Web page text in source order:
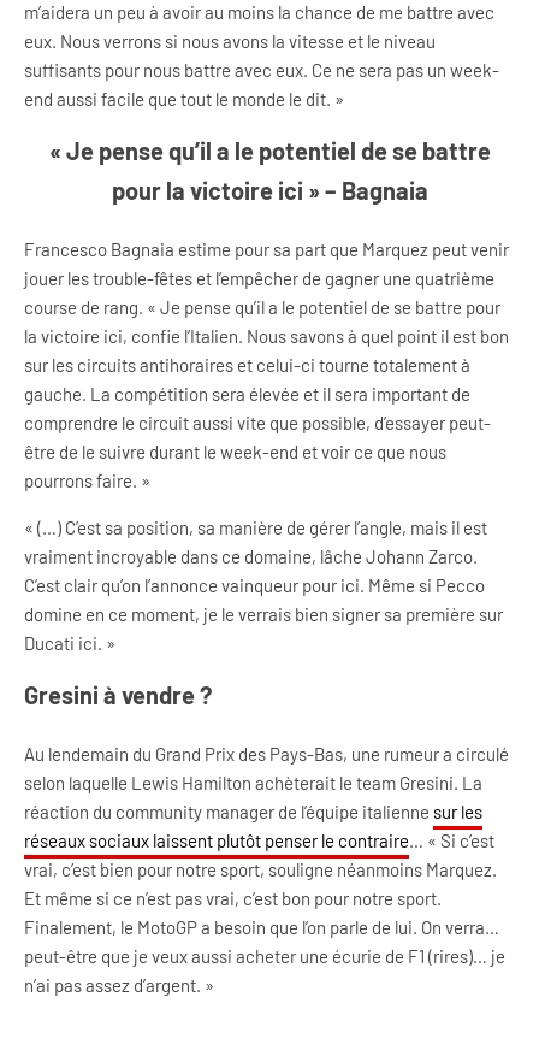
m’aidera un peu à avoir au moins la chance de me battre avec
eux. Nous verrons si nous avons la vitesse et le niveau
suffisants pour nous battre avec eux. Ce ne sera pas un week-
end aussi facile que tout le monde le dit. »
« Je pense qu’il a le potentiel de se battre
pour la victoire ici » – Bagnaia
Francesco Bagnaia estime pour sa part que Marquez peut venir
jouer les trouble-fêtes et l’empêcher de gagner une quatrième
course de rang. « Je pense qu’il a le potentiel de se battre pour
la victoire ici, confie l’Italien. Nous savons à quel point il est bon
sur les circuits antihoraires et celui-ci tourne totalement à
gauche. La compétition sera élevée et il sera important de
comprendre le circuit aussi vite que possible, d’essayer peut-
être de le suivre durant le week-end et voir ce que nous
pourrons faire. »
« (…) C’est sa position, sa manière de gérer l’angle, mais il est
vraiment incroyable dans ce domaine, lâche Johann Zarco.
C’est clair qu’on l’annonce vainqueur pour ici. Même si Pecco
domine en ce moment, je le verrais bien signer sa première sur
Ducati ici. »
Gresini à vendre ?
Au lendemain du Grand Prix des Pays-Bas, une rumeur a circulé
selon laquelle Lewis Hamilton achèterait le team Gresini. La
réaction du community manager de l’équipe italienne sur les
réseaux sociaux laissent plutôt penser le contraire… « Si c’est
vrai, c’est bien pour notre sport, souligne néanmoins Marquez.
Et même si ce n’est pas vrai, c’est bon pour notre sport.
Finalement, le MotoGP a besoin que l’on parle de lui. On verra…
peut-être que je veux aussi acheter une écurie de F1 (rires)… je
n’ai pas assez d’argent. »